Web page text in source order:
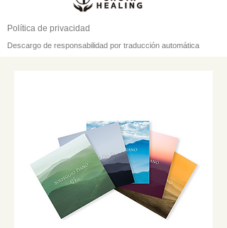
Política de privacidad
Descargo de responsabilidad por traducción automática